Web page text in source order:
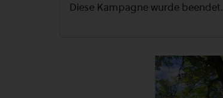
Diese Kampagne wurde beendet.